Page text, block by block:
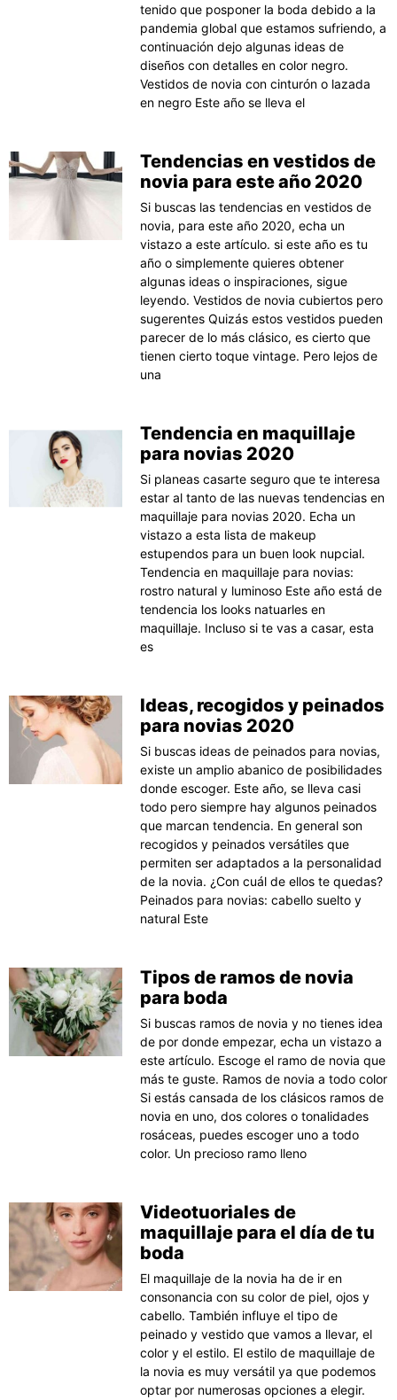
tenido que posponer la boda debido a la
pandemia global que estamos sufriendo, a
continuación dejo algunas ideas de
diseños con detalles en color negro.
Vestidos de novia con cinturón o lazada
en negro Este año se lleva el
Tendencias en vestidos de
novia para este año 2020
Si buscas las tendencias en vestidos de
novia, para este año 2020, echa un
vistazo a este artículo. si este año es tu
año o simplemente quieres obtener
algunas ideas o inspiraciones, sigue
leyendo. Vestidos de novia cubiertos pero
sugerentes Quizás estos vestidos pueden
parecer de lo más clásico, es cierto que
tienen cierto toque vintage. Pero lejos de
una
Tendencia en maquillaje
para novias 2020
Si planeas casarte seguro que te interesa
estar al tanto de las nuevas tendencias en
maquillaje para novias 2020. Echa un
vistazo a esta lista de makeup
estupendos para un buen look nupcial.
Tendencia en maquillaje para novias:
rostro natural y luminoso Este año está de
tendencia los looks natuarles en
maquillaje. Incluso si te vas a casar, esta
es
Ideas, recogidos y peinados
para novias 2020
Si buscas ideas de peinados para novias,
existe un amplio abanico de posibilidades
donde escoger. Este año, se lleva casi
todo pero siempre hay algunos peinados
que marcan tendencia. En general son
recogidos y peinados versátiles que
permiten ser adaptados a la personalidad
de la novia. ¿Con cuál de ellos te quedas?
Peinados para novias: cabello suelto y
natural Este
Tipos de ramos de novia
para boda
Si buscas ramos de novia y no tienes idea
de por donde empezar, echa un vistazo a
este artículo. Escoge el ramo de novia que
más te guste. Ramos de novia a todo color
Si estás cansada de los clásicos ramos de
novia en uno, dos colores o tonalidades
rosáceas, puedes escoger uno a todo
color. Un precioso ramo lleno
Videotuoriales de
maquillaje para el día de tu
boda
El maquillaje de la novia ha de ir en
consonancia con su color de piel, ojos y
cabello. También influye el tipo de
peinado y vestido que vamos a llevar, el
color y el estilo. El estilo de maquillaje de
la novia es muy versátil ya que podemos
optar por numerosas opciones a elegir.